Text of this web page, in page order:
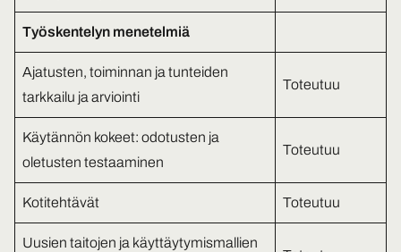
Työskentelyn menetelmiä
Ajatusten, toiminnan ja tunteiden
tarkkailu ja arviointi
Toteutuu
Käytännön kokeet: odotusten ja
oletusten testaaminen
Toteutuu
Kotitehtävät Toteutuu
Uusien taitojen ja käyttäytymismallien